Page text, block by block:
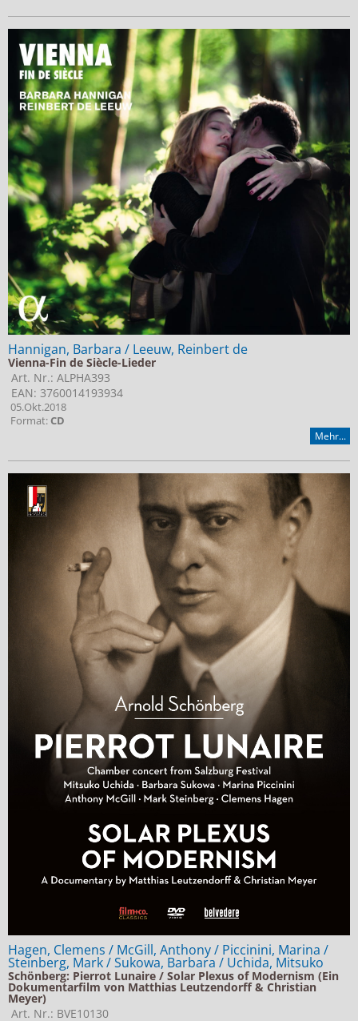
Hannigan, Barbara / Leeuw, Reinbert de
Vienna-Fin de Siècle-Lieder
Art. Nr.: ALPHA393
EAN: 3760014193934
05.Okt.2018
Format:CD
Mehr...
Hagen, Clemens / McGill, Anthony / Piccinini, Marina /
Steinberg, Mark / Sukowa, Barbara / Uchida, Mitsuko
Schönberg: Pierrot Lunaire / Solar Plexus of Modernism (Ein
Dokumentarfilm von Matthias Leutzendorff & Christian
Meyer)
Art. Nr.: BVE10130